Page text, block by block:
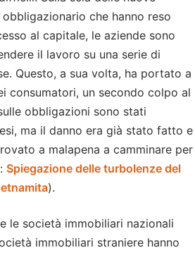
che hanno reso
al capitale, le aziende sono
il lavoro su una serie di
Questo, a sua volta, ha portato a
consumatori, un secondo colpo al
obbligazioni sono stati
ma il danno era già stato fatto e
a malapena a camminare per
Spiegazione delle turbolenze del
).
le società immobiliari nazionali
immobiliari straniere hanno